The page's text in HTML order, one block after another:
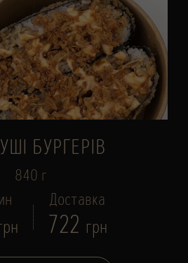
БУРГЕРІВ
840 г
Доставка
722 грн